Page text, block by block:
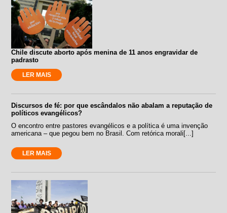
Chile discute aborto após menina de 11 anos engravidar de
padrasto
LER MAIS
Discursos de fé: por que escândalos não abalam a reputação de
políticos evangélicos?
O encontro entre pastores evangélicos e a política é uma invenção
americana – que pegou bem no Brasil. Com retórica morali[...]
LER MAIS